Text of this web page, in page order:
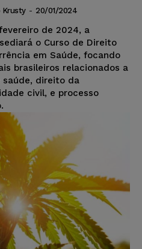
Krusty - 20/01/2024
de 2024, a
o Curso de Direito
em Saúde, focando
brasileiros relacionados a
saúde, direito da
civil, e processo